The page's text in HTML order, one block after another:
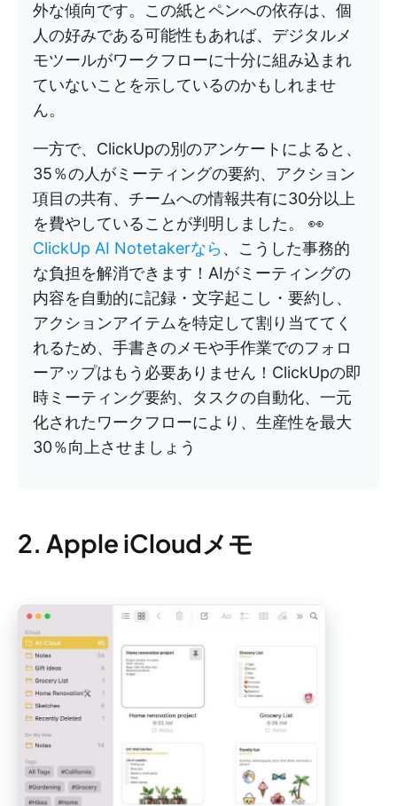
外な傾向です。この紙とペンへの依存は、個
人の好みである可能性もあれば、デジタルメ
モツールがワークフローに十分に組み込まれ
ていないことを示しているのかもしれませ
ん。
一方で、ClickUpの別のアンケートによると、
35％の人がミーティングの要約、アクション
項目の共有、チームへの情報共有に30分以上
を費やしていることが判明しました。 👀
ClickUp AI Notetakerなら、こうした事務的
な負担を解消できます！AIがミーティングの
内容を自動的に記録・文字起こし・要約し、
アクションアイテムを特定して割り当ててく
れるため、手書きのメモや手作業でのフォロ
ーアップはもう必要ありません！ClickUpの即
時ミーティング要約、タスクの自動化、一元
化されたワークフローにより、生産性を最大
30％向上させましょう
2. Apple iCloudメモ